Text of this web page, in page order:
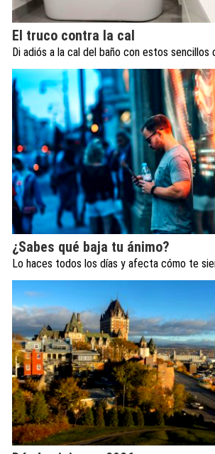
El truco contra la cal
Di adiós a la cal del baño con estos sencillos
¿Sabes qué baja tu ánimo?
Lo haces todos los días y afecta cómo te